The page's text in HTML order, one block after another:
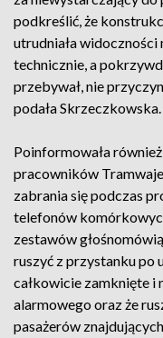
podkreślić, że
utrudniała
technicznie, a
przebywał, nie
podała Skrzeczkowska.
Poinformowała
pracowników
zabrania się podczas
telefonów
zestawów
ruszyć z przystanku po
całkowicie zamknięte i
alarmowego oraz że
pasażerów